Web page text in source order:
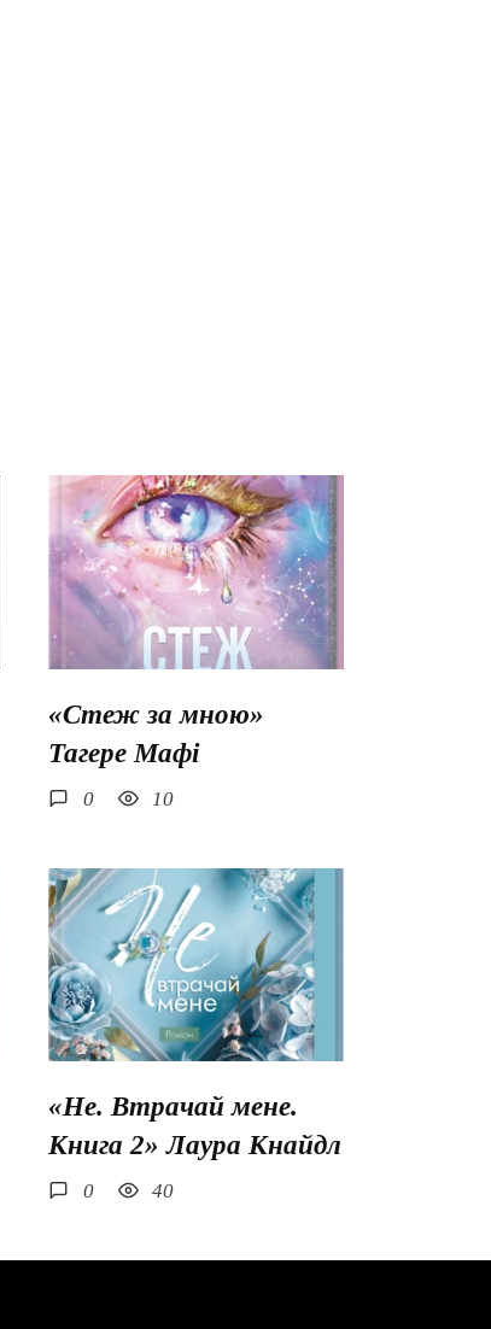
«Стеж за мною»
Тагере Мафі
0 10
«Не. Втрачай мене.
Книга 2» Лаура Кнайдл
0 40